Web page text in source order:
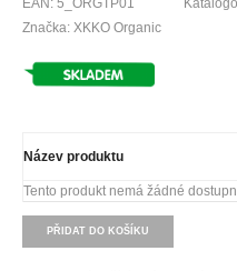
EAN: 5_ORGTP01
Značka: XKKO Organic
Název produktu
Tento produkt nemá žádné
PŘIDAT DO KOŠÍKU